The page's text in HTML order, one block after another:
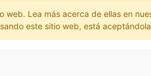
web. Lea más acerca de ellas en
este sitio web, está